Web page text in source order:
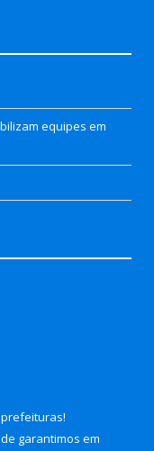
equipes em
!
garantimos em